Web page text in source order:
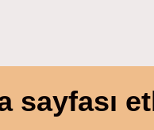
sayfası